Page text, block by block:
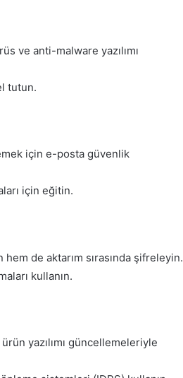
ve anti-malware yazılımı
tutun.
için e-posta güvenlik
için eğitin.
de aktarım sırasında şifreleyin.
kullanın.
yazılımı güncellemeleriyle